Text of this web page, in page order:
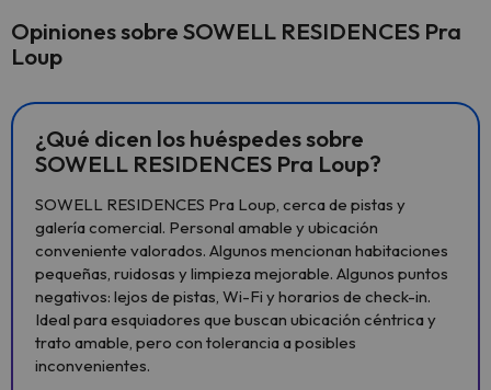
Opiniones sobre SOWELL RESIDENCES Pra
Loup
¿Qué dicen los huéspedes sobre
SOWELL RESIDENCES Pra Loup?
SOWELL RESIDENCES Pra Loup, cerca de pistas y
galería comercial. Personal amable y ubicación
conveniente valorados. Algunos mencionan habitaciones
pequeñas, ruidosas y limpieza mejorable. Algunos puntos
negativos: lejos de pistas, Wi-Fi y horarios de check-in.
Ideal para esquiadores que buscan ubicación céntrica y
trato amable, pero con tolerancia a posibles
inconvenientes.